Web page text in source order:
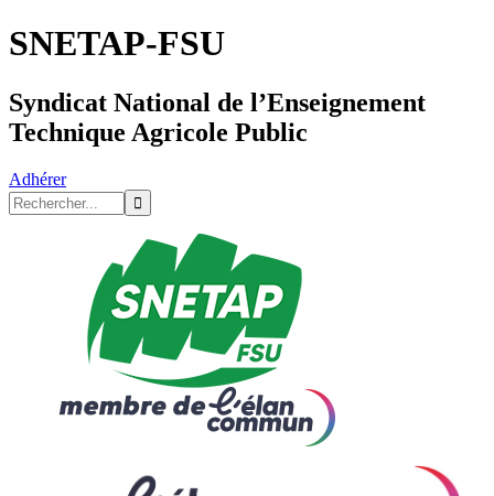
SNETAP-FSU
Syndicat National de l’Enseignement
Technique Agricole Public
Adhérer